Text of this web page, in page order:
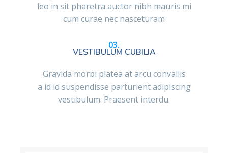
leo in sit pharetra auctor nibh mauris mi
cum curae nec nasceturam
03.
VESTIBULUM CUBILIA
Gravida morbi platea at arcu convallis
a id id suspendisse parturient adipiscing
vestibulum. Praesent interdu.